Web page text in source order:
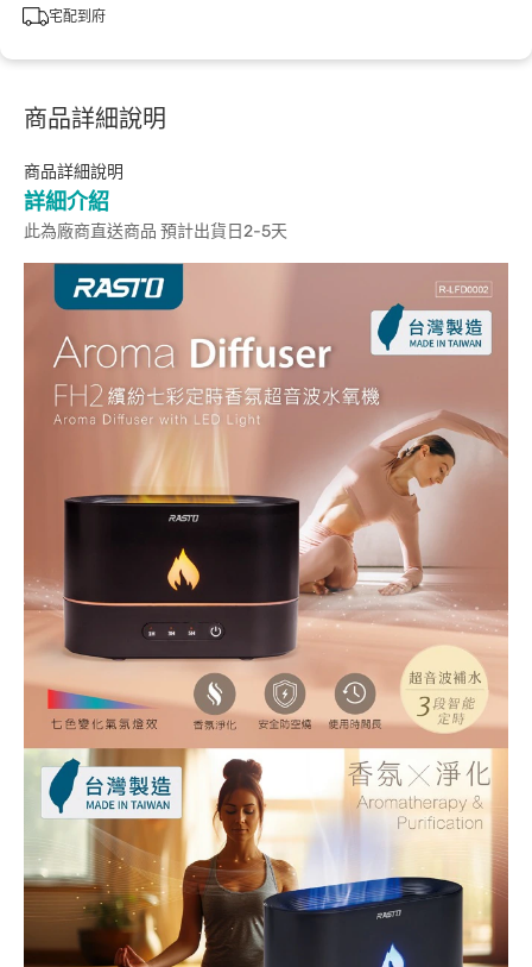
宅配到府
商品詳細說明
商品詳細說明
詳細介紹
此為廠商直送商品 預計出貨日2-5天